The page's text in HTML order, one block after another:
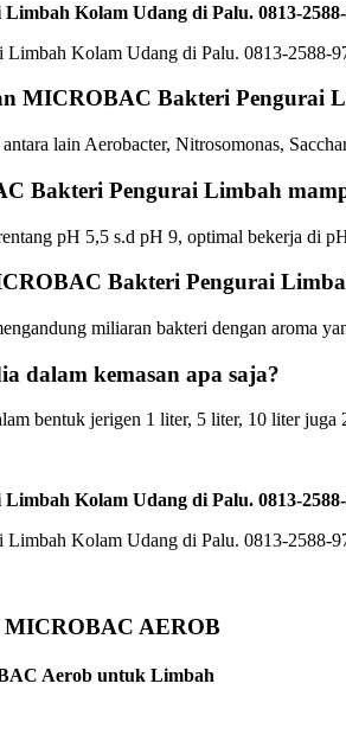
Limbah Kolam Udang di Palu. 0813-
MICROBAC Bakteri Pengurai
lain Aerobacter, Nitrosomonas,
Bakteri Pengurai Limbah
pH 5,5 s.d pH 9, optimal bekerja di
Bakteri Pengurai
miliaran bakteri dengan aroma
dalam kemasan apa saja?
bentuk jerigen 1 liter, 5 liter, 10 liter juga
Limbah Kolam Udang di Palu. 0813-
AEROB
Aerob untuk Limbah